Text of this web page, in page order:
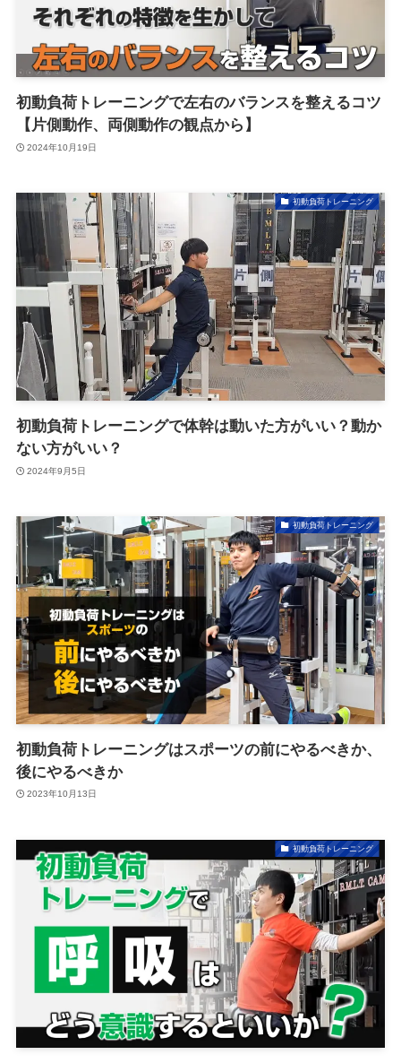
初動負荷トレーニングで左右のバランスを整えるコツ
【片側動作、両側動作の観点から】
2024年10月19日
初動負荷トレーニング
初動負荷トレーニングで体幹は動いた方がいい？動か
ない方がいい？
2024年9月5日
初動負荷トレーニング
初動負荷トレーニングはスポーツの前にやるべきか、
後にやるべきか
2023年10月13日
初動負荷トレーニング